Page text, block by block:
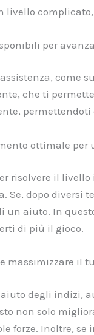
livello
per
che ti
ottimale per
risolvere il
Se, dopo diversi
un aiuto. In
di più il gioco.
massimizzare il
degli indizi,
non solo
forze. Inoltre,